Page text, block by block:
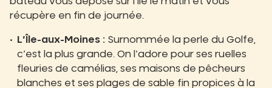
récupère en fin de journée.
L’Île-aux-Moines : Surnommée la perle du Golfe,
c’est la plus grande. On l’adore pour ses ruelles
fleuries de camélias, ses maisons de pêcheurs
blanches et ses plages de sable fin propices à la